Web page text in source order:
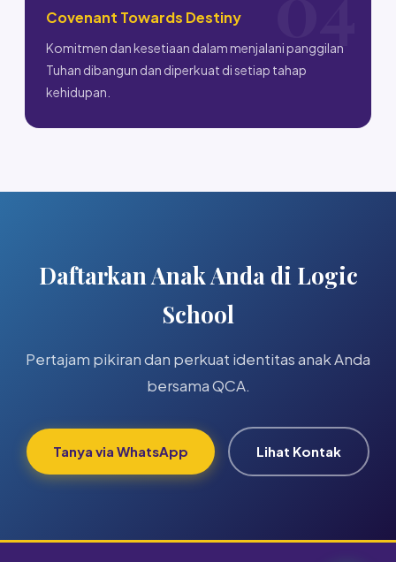
Covenant Towards Destiny
Komitmen dan kesetiaan dalam menjalani panggilan
Tuhan dibangun dan diperkuat di setiap tahap
kehidupan.
Daftarkan Anak Anda di Logic
School
Pertajam pikiran dan perkuat identitas anak Anda
bersama QCA.
Tanya via WhatsApp Lihat Kontak